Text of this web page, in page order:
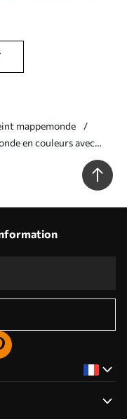
mappemonde
en couleurs avec